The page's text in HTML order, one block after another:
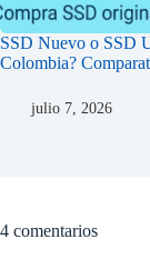
SSD Nuevo o SSD
Colombia?
julio 7, 2026
4 comentarios